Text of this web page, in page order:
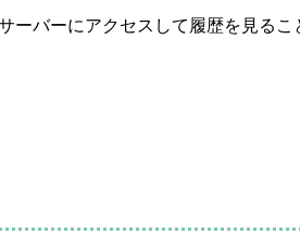
バーにアクセスして履歴を見るこ